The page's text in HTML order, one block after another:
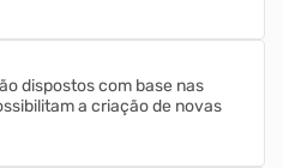
dispostos com base nas
a criação de novas